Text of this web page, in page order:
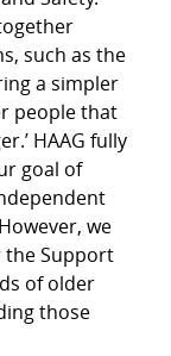
such as the
a simpler
people that
HAAG fully
goal of
we
the Support
of older
those